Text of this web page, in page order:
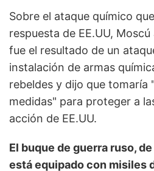
Sobre el ataque químico
respuesta de EE.UU,
fue el resultado de un
instalación de armas
rebeldes y dijo que tomaría
medidas" para proteger a
acción de EE.UU.
El buque de guerra ruso,
está equipado con misiles